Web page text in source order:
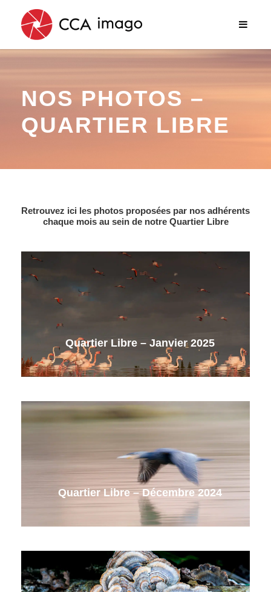
NOS PHOTOS –
QUARTIER LIBRE
Retrouvez ici les photos proposées par nos adhérents
chaque mois au sein de notre Quartier Libre
Quartier Libre – Janvier 2025
Quartier Libre – Décembre 2024